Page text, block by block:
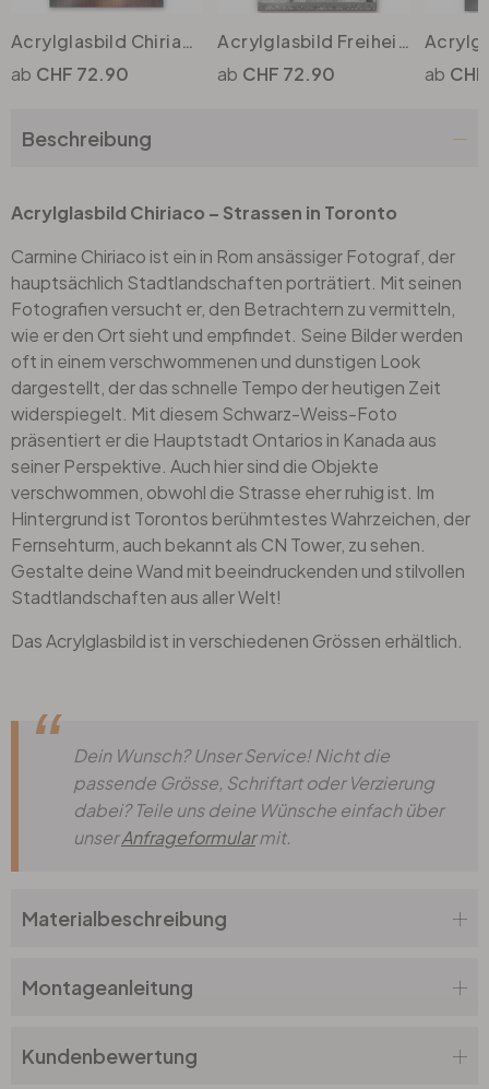
Acrylglasbild Chiriaco - New York im Abendlicht
CHF 72.90
Acrylglasbild Freiheitsstatue
CHF 72.90
Beschreibung
Acrylglasbild Chiriaco – Strassen in Toronto
Carmine Chiriaco ist ein in Rom ansässiger Fotograf, der
hauptsächlich Stadtlandschaften porträtiert. Mit seinen
Fotografien versucht er, den Betrachtern zu vermitteln,
wie er den Ort sieht und empfindet. Seine Bilder werden
oft in einem verschwommenen und dunstigen Look
dargestellt, der das schnelle Tempo der heutigen Zeit
widerspiegelt. Mit diesem Schwarz-Weiss-Foto
präsentiert er die Hauptstadt Ontarios in Kanada aus
seiner Perspektive. Auch hier sind die Objekte
verschwommen, obwohl die Strasse eher ruhig ist. Im
Hintergrund ist Torontos berühmtestes Wahrzeichen, der
Fernsehturm, auch bekannt als CN Tower, zu sehen.
Gestalte deine Wand mit beeindruckenden und stilvollen
Stadtlandschaften aus aller Welt!
Das Acrylglasbild ist in verschiedenen Grössen erhältlich.
Dein Wunsch? Unser Service! Nicht die
passende Grösse, Schriftart oder Verzierung
dabei? Teile uns deine Wünsche einfach über
unserAnfrageformularmit.
Materialbeschreibung
Montageanleitung
Kundenbewertung